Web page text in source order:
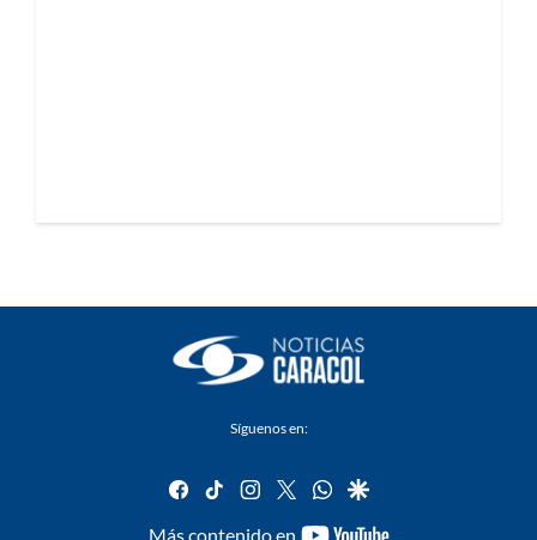
Síguenos en:
facebook
tiktok instagram
twitterwhatsapp
google
Más contenido en
youtube-